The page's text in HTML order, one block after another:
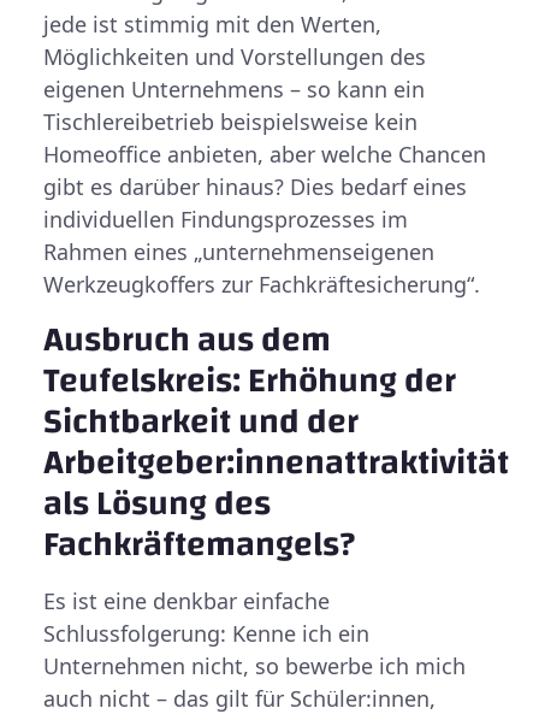
jede ist stimmig mit den Werten,
Möglichkeiten und Vorstellungen des
eigenen Unternehmens – so kann ein
Tischlereibetrieb beispielsweise kein
Homeoffice anbieten, aber welche Chancen
gibt es darüber hinaus? Dies bedarf eines
individuellen Findungsprozesses im
Rahmen eines „unternehmenseigenen
Werkzeugkoffers zur Fachkräftesicherung“.
Ausbruch aus dem
Teufelskreis: Erhöhung der
Sichtbarkeit und der
Arbeitgeber:innenattraktivität
als Lösung des
Fachkräftemangels?
Es ist eine denkbar einfache
Schlussfolgerung: Kenne ich ein
Unternehmen nicht, so bewerbe ich mich
auch nicht – das gilt für Schüler:innen,